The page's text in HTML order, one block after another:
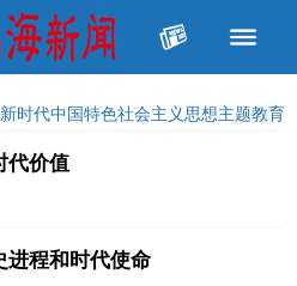
时代中国特色社会主义思想主题教育
代价值
进程和时代使命